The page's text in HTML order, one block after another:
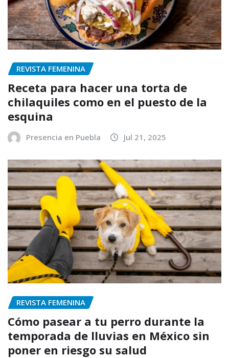
REVISTA FEMENINA
Receta para hacer una torta de
chilaquiles como en el puesto de la
esquina
Presencia en Puebla Jul 21, 2025
REVISTA FEMENINA
Cómo pasear a tu perro durante la
temporada de lluvias en México sin
poner en riesgo su salud